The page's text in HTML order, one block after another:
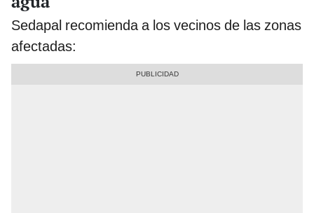
Sedapal recomienda a los vecinos de las zonas
afectadas: